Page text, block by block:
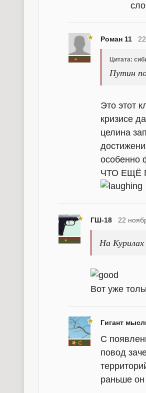
Роман 11
Цитата:
Путин
Это этот
кризисе
целина
особенно
ЧТО ЕЩЁ
ГШ-18 22
На
Вот уже
Гигант
С
повод
раньше он